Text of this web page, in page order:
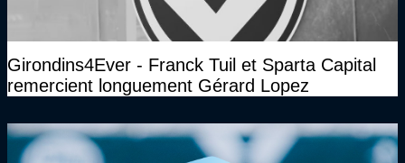
Girondins4Ever - Franck Tuil et Sparta Capital
remercient longuement Gérard Lopez